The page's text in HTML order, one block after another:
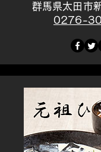
群馬県太田市
0276-